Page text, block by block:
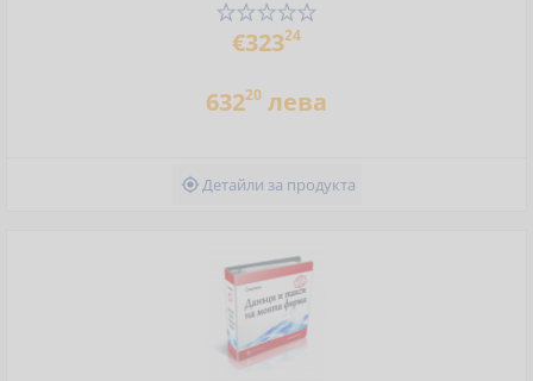
€32324
63220 лева
Детайли за продукта